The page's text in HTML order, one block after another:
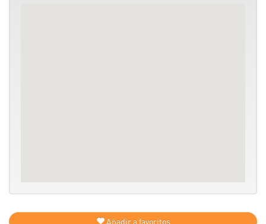
Añadir a favoritos